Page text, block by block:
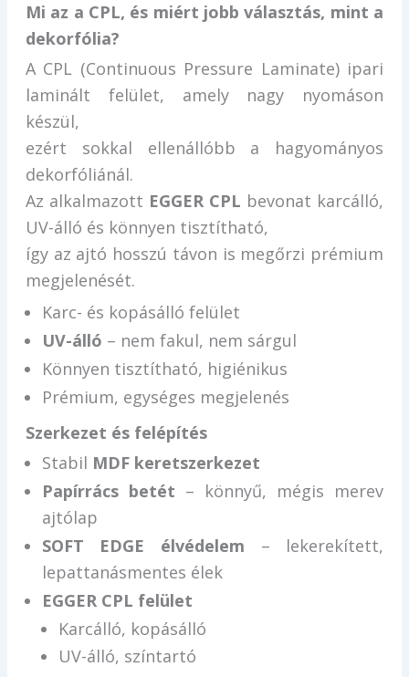
Mi az a CPL, és miért jobb választás, mint a
dekorfólia?
A CPL (Continuous Pressure Laminate) ipari
laminált felület, amely nagy nyomáson
készül,
ezért sokkal ellenállóbb a hagyományos
dekorfóliánál.
Az alkalmazott EGGER CPL bevonat karcálló,
UV-álló és könnyen tisztítható,
így az ajtó hosszú távon is megőrzi prémium
megjelenését.
Karc- és kopásálló felület
UV-álló – nem fakul, nem sárgul
Könnyen tisztítható, higiénikus
Prémium, egységes megjelenés
Szerkezet és felépítés
Stabil MDF keretszerkezet
Papírrács betét – könnyű, mégis merev
ajtólap
SOFT EDGE élvédelem – lekerekített,
lepattanásmentes élek
EGGER CPL felület
Karcálló, kopásálló
UV-álló, színtartó